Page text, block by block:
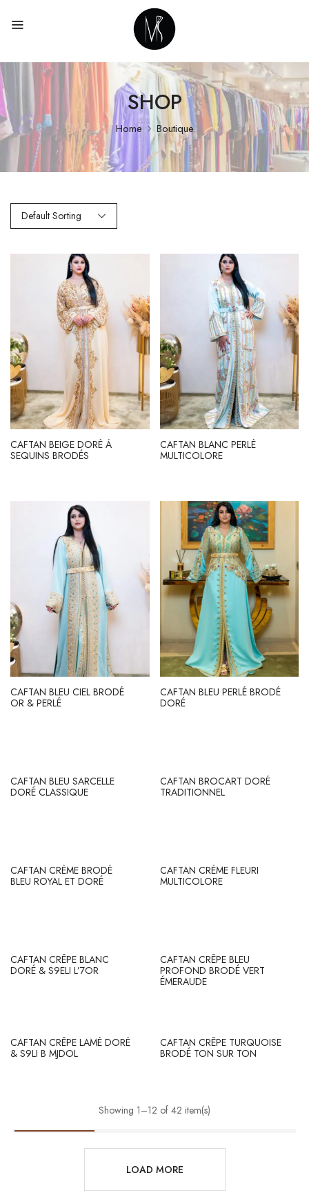
SHOP
Home Boutique
Default Sorting
CAFTAN BEIGE DORÉ À
SEQUINS BRODÉS
CAFTAN BLANC PERLÉ
MULTICOLORE
CAFTAN BLEU CIEL BRODÉ
OR & PERLÉ
CAFTAN BLEU PERLÉ BRODÉ
DORÉ
CAFTAN BLEU SARCELLE
DORÉ CLASSIQUE
CAFTAN BROCART DORÉ
TRADITIONNEL
CAFTAN CRÈME BRODÉ
BLEU ROYAL ET DORÉ
CAFTAN CRÈME FLEURI
MULTICOLORE
CAFTAN CRÊPE BLANC
DORÉ & S9ELI L’7OR
CAFTAN CRÊPE BLEU
PROFOND BRODÉ VERT
ÉMERAUDE
CAFTAN CRÊPE LAMÉ DORÉ
& S9LI B MJDOL
CAFTAN CRÊPE TURQUOISE
BRODÉ TON SUR TON
Showing 1–12 of 42 item(s)
LOAD MORE